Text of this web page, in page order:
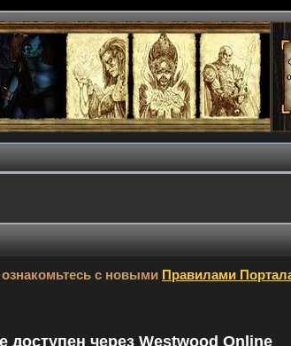
с новыми Правилами
доступен через Westwood Online